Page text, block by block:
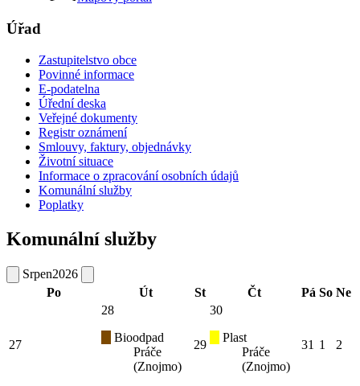
Úřad
Zastupitelstvo obce
Povinné informace
E-podatelna
Úřední deska
Veřejné dokumenty
Registr oznámení
Smlouvy, faktury, objednávky
Životní situace
Informace o zpracování osobních údajů
Komunální služby
Poplatky
Komunální služby
Srpen2026
Po
Út St Čt Pá So Ne
27
28
Bioodpad
Práče
(Znojmo)
29
30
Plast
Práče
(Znojmo)
31 1 2